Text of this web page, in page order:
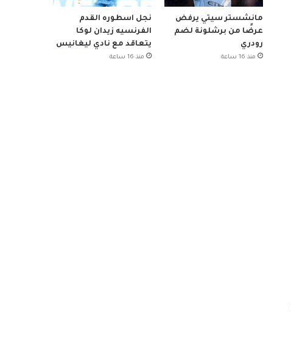
مانشستر سيتي يرفض
عرضًا من برشلونة لضم
رودري
منذ 16 ساعة
نجل اسطوره القدم
الفرنسيه زيدان لوكا
يتعاقد مع نادي ليغانيس
منذ 16 ساعة